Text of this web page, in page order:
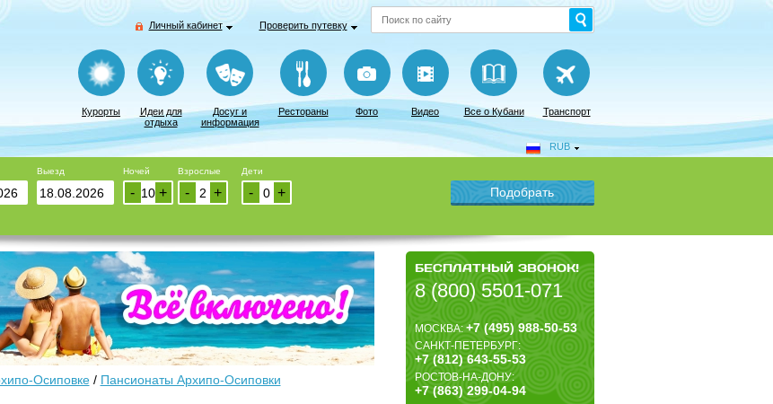
Личный кабинет Проверить путевку
Курорты
Идеи для
отдыха
Досуг и
информация
Рестораны Фото Видео Все о Кубани Транспорт
RUB
Выезд Ночей
+
-
Взрослые
+
-
Дети
+
-
БЕСПЛАТНЫЙ ЗВОНОК!
8 (800) 5501-071
МОСКВА:+7 (495) 988-50-53
САНКТ-ПЕТЕРБУРГ:
+7 (812) 643-55-53
РОСТОВ-НА-ДОНУ:
+7 (863) 299-04-94
Осиповке/ Пансионаты Архипо-Осиповки